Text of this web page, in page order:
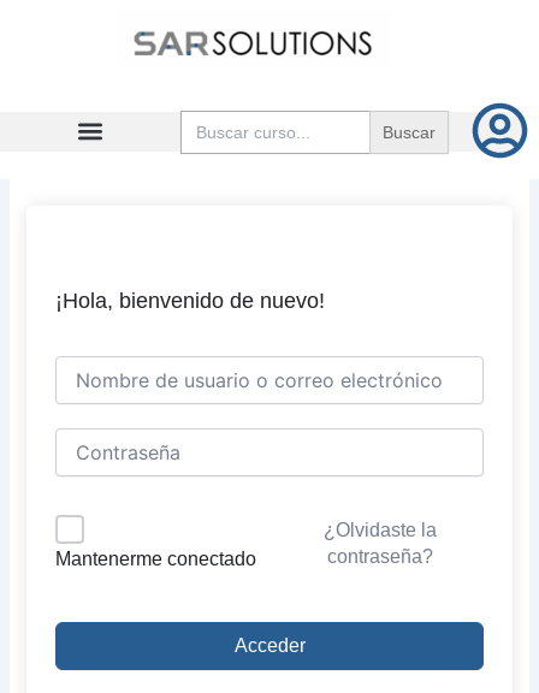
Buscar:
¡Hola, bienvenido de nuevo!
Mantenerme conectado
¿Olvidaste la
contraseña?
Acceder